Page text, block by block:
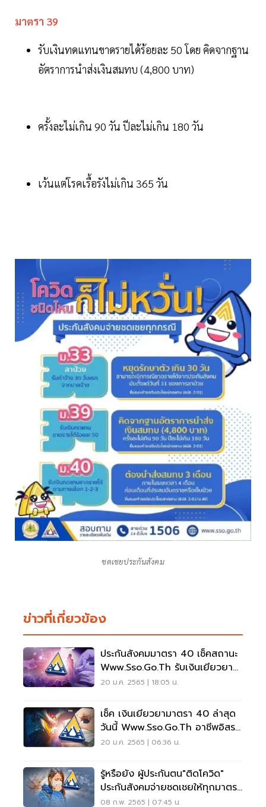
มาตรา 39
รับเงินทดแทนขาดรายได้ร้อยละ 50 โดย คิดจากฐาน
อัตราการนำส่งเงินสมทบ (4,800 บาท)
ครั้งละไม่เกิน 90 วัน ปีละไม่เกิน 180 วัน
เว้นแต่โรคเรื้อรังไม่เกิน 365 วัน
ชดเชยประกันสังคม
ข่าวที่เกี่ยวข้อง
ประกันสังคมมาตรา 40 เช็คสถานะ
Www.sso.go.th รับเงินเยียวยา
5000 ตรวจสอบด่วน
20 ม.ค. 2565 | 18:05 น.
เช็ค เงินเยียวยามาตรา 40 ล่าสุด
วันนี้ Www.sso.go.th อาชีพอิสระ
ตรวจสอบด่วน
20 ม.ค. 2565 | 06:36 น.
รู้หรือยัง ผู้ประกันตน"ติดโควิด"
ประกันสังคมจ่ายชดเชยให้ทุกมาตรา
เช็คเลย
08 ก.พ. 2565 | 07:45 น.